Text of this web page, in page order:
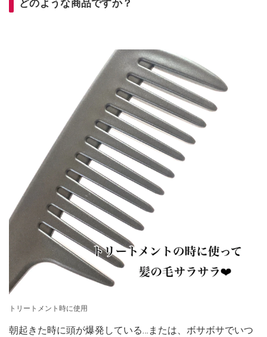
どのような商品ですか？
トリートメント時に使用
朝起きた時に頭が爆発している…または、ボサボサでいつ